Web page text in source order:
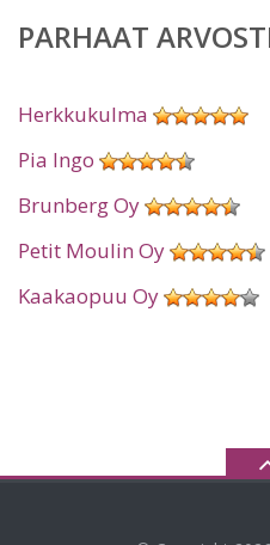
PARHAAT
Herkkukulma
Pia Ingo
Brunberg Oy
Petit Moulin Oy
Kaakaopuu Oy